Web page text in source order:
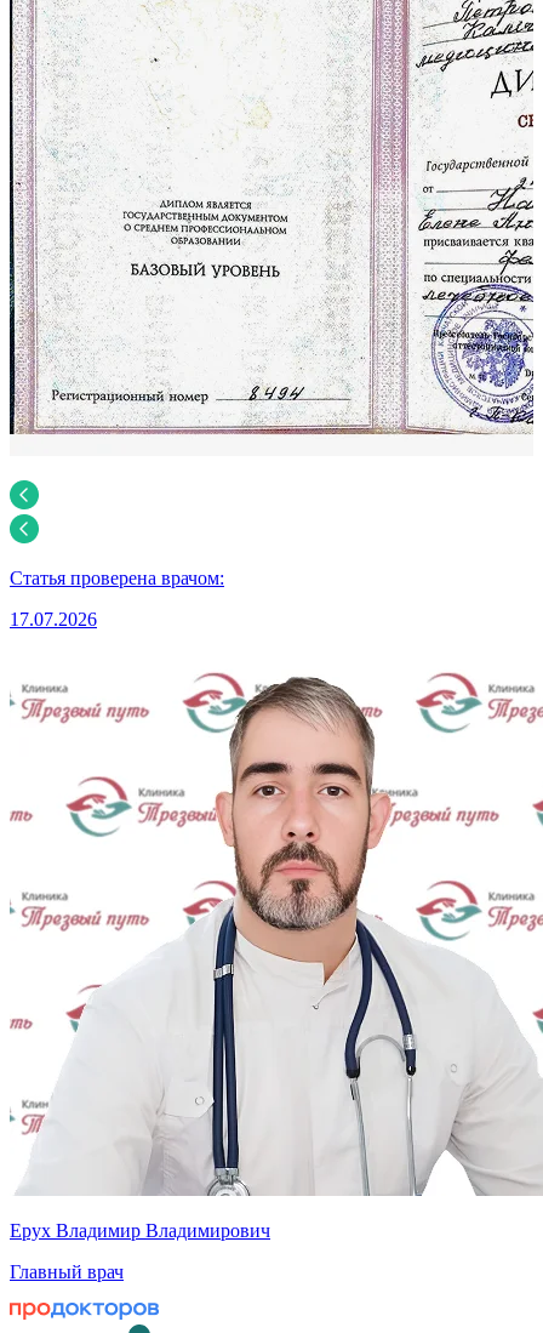
Статья проверена врачом:
17.07.2026
Ерух Владимир Владимирович
Главный врач